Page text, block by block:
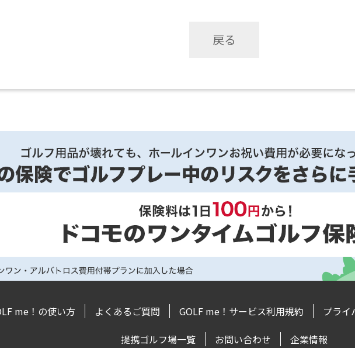
戻る
me！の使い方 よくあるご質問 GOLF me！サービス利用規約 プライ
提携ゴルフ場一覧
お問い合わせ 企業情報